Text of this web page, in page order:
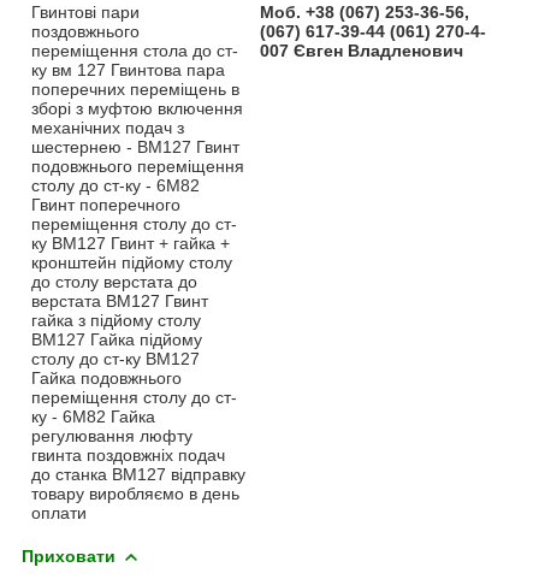
Гвинтові пари
поздовжнього
переміщення стола до ст-
ку вм 127 Гвинтова пара
поперечних переміщень в
зборі з муфтою включення
механічних подач з
шестернею - ВМ127 Гвинт
подовжнього переміщення
столу до ст-ку - 6М82
Гвинт поперечного
переміщення столу до ст-
ку ВМ127 Гвинт + гайка +
кронштейн підйому столу
до столу верстата до
верстата ВМ127 Гвинт
гайка з підйому столу
ВМ127 Гайка підйому
столу до ст-ку ВМ127
Гайка подовжнього
переміщення столу до ст-
ку - 6М82 Гайка
регулювання люфту
гвинта поздовжніх подач
до станка ВМ127 відправку
товару виробляємо в день
оплати
Моб. +38 (067) 253-36-56,
(067) 617-39-44 (061) 270-4-
007 Євген Владленович
Приховати